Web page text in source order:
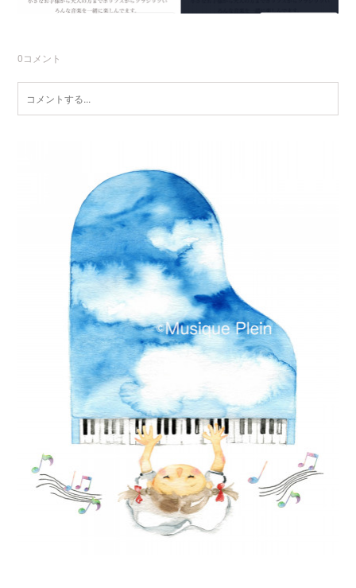
0コメント